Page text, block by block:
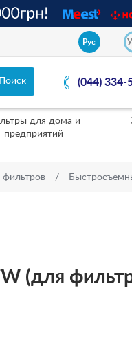
Рус
(044) 334-
для дома и
предприятий
(для